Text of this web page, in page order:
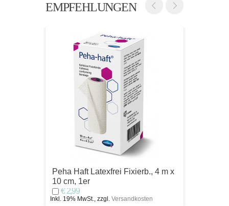
EMPFEHLUNGEN
Peha Haft Latexfrei Fixierb., 4 m x
10 cm, 1er
€ 2,99
Inkl. 19% MwSt., zzgl. Versandkosten